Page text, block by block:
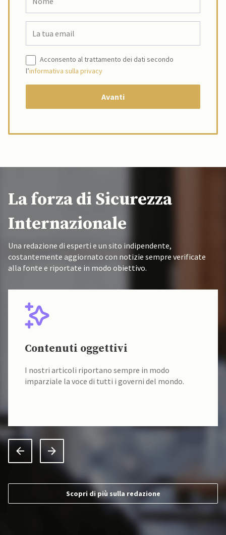
Acconsento al trattamento dei dati secondo
l’informativa sulla privacy
La forza di Sicurezza
Internazionale
Una redazione di esperti e un sito indipendente,
costantemente aggiornato con notizie sempre verificate
alla fonte e riportate in modo obiettivo.
Contenuti oggettivi
I nostri articoli riportano sempre in modo
imparziale la voce di tutti i governi del mondo.
Scopri di più sulla redazione